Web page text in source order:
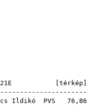
bérc)
[ térkép
Ildikó PVS 76,86